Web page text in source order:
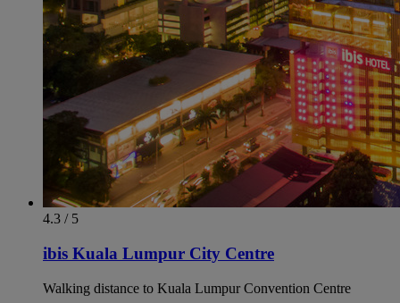
4.3 / 5
ibis Kuala Lumpur City Centre
Walking distance to Kuala Lumpur Convention Centre